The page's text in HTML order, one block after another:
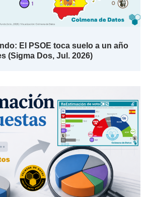
El PSOE toca suelo a un año
(Sigma Dos, Jul. 2026)